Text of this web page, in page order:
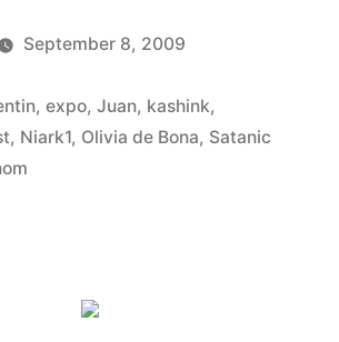
September 8, 2009
, expo, Juan, kashink,
, Niark1, Olivia de Bona, Satanic